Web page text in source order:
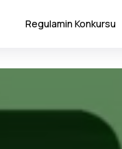
Regulamin Konkursu